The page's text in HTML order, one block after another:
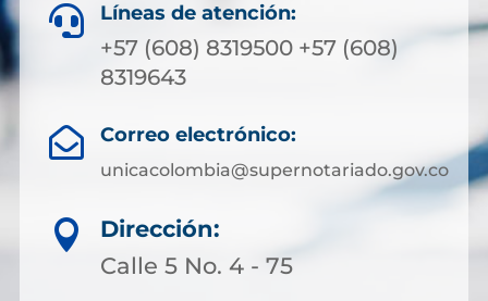
 Líneas de atención:
+57 (608) 8319500 +57 (608)
8319643
 Correo electrónico:
unicacolombia@supernotariado.gov.co

Dirección:
Calle 5 No. 4 - 75